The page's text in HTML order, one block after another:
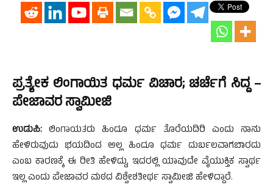
ಪ್ರತ್ಯೇಕ ಲಿಂಗಾಯಿತ ಧರ್ಮ ವಿಚಾರ; ಚರ್ಚೆಗೆ ಸಿದ್ದ –
ಪೇಜಾವರ ಸ್ವಾಮೀಜಿ
ಉಡುಪಿ: ಲಿಂಗಾಯತರು ಹಿಂದೂ ಧರ್ಮ ತೊರೆಯದಿರಿ ಎಂದು ನಾನು
ಹೇಳಿರುವುದು ಭಯದಿಂದ ಅಲ್ಲ ಹಿಂದೂ ಧರ್ಮ ದುರ್ಬಲವಾಗಬಾರದು
ಎಂಬ ಕಾರಣಕ್ಕೆ ಈ ರೀತಿ ಹೇಳಿದ್ದು, ಇದರಲ್ಲಿ ಯಾವುದೇ ವೈಯುಕ್ತಿಕ ಸ್ವಾರ್ಥ
ಇಲ್ಲ ಎಂದು ಪೇಜಾವರ ಮಠದ ವಿಶ್ವೇಶತೀರ್ಥ ಸ್ವಾಮೀಜಿ ಹೇಳಿದ್ದಾರೆ.